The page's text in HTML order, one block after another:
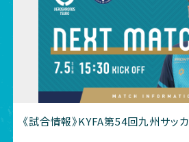
《試合情報》KYFA第54回九州サッ